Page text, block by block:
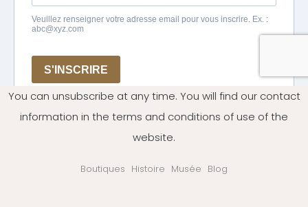
You can unsubscribe at any time. You will find our contact
information in the terms and conditions of use of the
website.
Boutiques Histoire Musée Blog